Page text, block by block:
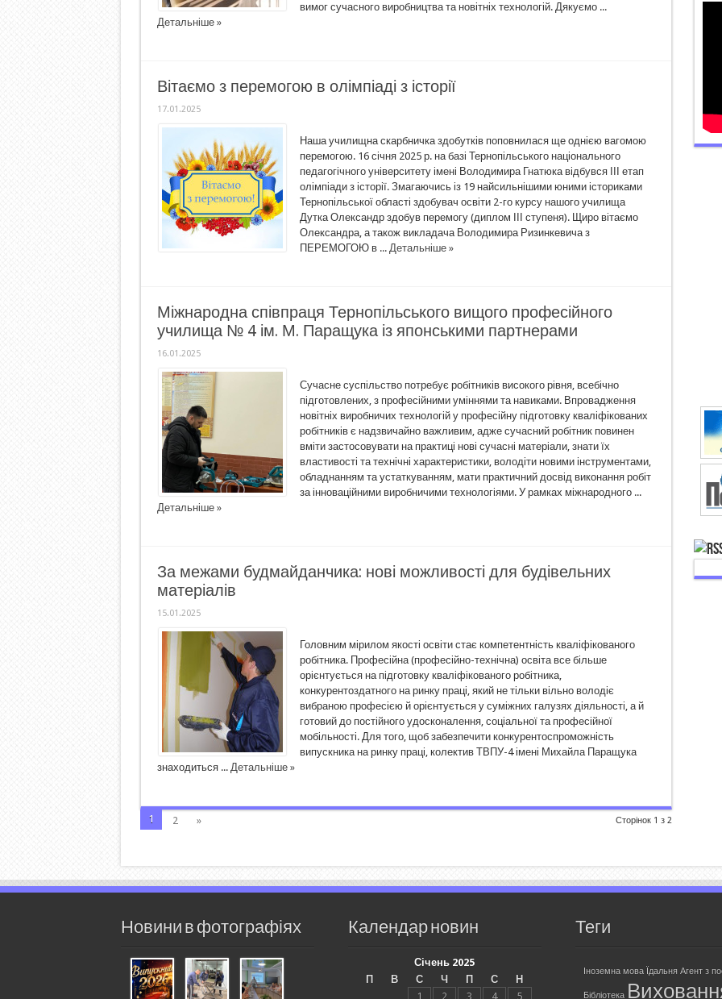
вимог сучасного виробництва та новітніх технологій. Дякуємо ...
Детальніше »
Вітаємо з перемогою в олімпіаді з історії
17.01.2025
Наша училищна скарбничка здобутків поповнилася ще однією вагомою
перемогою. 16 січня 2025 р. на базі Тернопільського національного
педагогічного університету імені Володимира Гнатюка відбувся ІІІ етап
олімпіади з історії. Змагаючись із 19 найсильнішими юними істориками
Тернопільської області здобувач освіти 2-го курсу нашого училища
Дутка Олександр здобув перемогу (диплом ІІІ ступеня). Щиро вітаємо
Олександра, а також викладача Володимира Ризинкевича з
ПЕРЕМОГОЮ в ... Детальніше »
Міжнародна співпраця Тернопільського вищого професійного
училища № 4 ім. М. Паращука із японськими партнерами
16.01.2025
Сучасне суспільство потребує робітників високого рівня, всебічно
підготовлених, з професійними уміннями та навиками. Впровадження
новітніх виробничих технологій у професійну підготовку кваліфікованих
робітників є надзвичайно важливим, адже сучасний робітник повинен
вміти застосовувати на практиці нові сучасні матеріали, знати їх
властивості та технічні характеристики, володіти новими інструментами,
обладнанням та устаткуванням, мати практичний досвід виконання робіт
за інноваційними виробничими технологіями. У рамках міжнародного ...
Детальніше »
За межами будмайданчика: нові можливості для будівельних
матеріалів
15.01.2025
Головним мірилом якості освіти стає компетентність кваліфікованого
робітника. Професійна (професійно-технічна) освіта все більше
орієнтується на підготовку кваліфікованого робітника,
конкурентоздатного на ринку праці, який не тільки вільно володіє
вибраною професією й орієнтується у суміжних галузях діяльності, а й
готовий до постійного удосконалення, соціальної та професійної
мобільності. Для того, щоб забезпечити конкурентоспроможність
випускника на ринку праці, колектив ТВПУ-4 імені Михайла Паращука
знаходиться ... Детальніше »
Сторінок 1 з 2
1 2 »
Новини в фотографіях Календар новин
Січень 2025
П
В С Ч П С
Н
1
2 3 4 5
Теги
Іноземна мова Їдальня Агент з
Бібліотека